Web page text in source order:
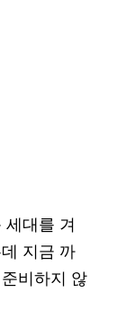
대를 겨
지금 까
비하지 않